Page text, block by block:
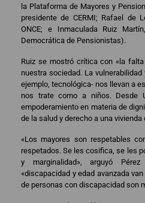
la Plataforma de Mayores y
presidente de CERMI; Rafael de
ONCE; e Inmaculada Ruiz
Democrática de Pensionistas).
Ruiz se mostró crítica con «la
nuestra sociedad. La
ejemplo, tecnológica- nos llevan a
nos trate como a niños. Desde
empoderamiento en materia de
de la salud y derecho a una vivienda
«Los mayores son respetables
respetados. Se les cosifica, se les
y marginalidad», arguyó
«discapacidad y edad avanzada
de personas con discapacidad son